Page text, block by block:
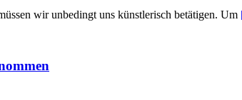
wir unbedingt uns künstlerisch betätigen. Um